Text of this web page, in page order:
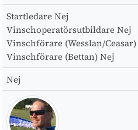
Startledare Nej
Vinschoperatörsutbildare Nej
Vinschförare (Wesslan/Ceasar)
Vinschförare (Bettan) Nej
Nej